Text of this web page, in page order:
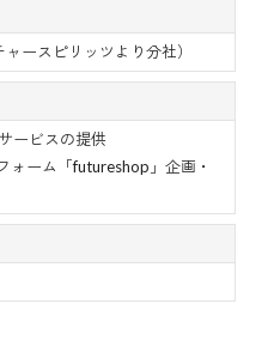
ースピリッツより分社）
ービスの提供
ォーム「futureshop」企画・